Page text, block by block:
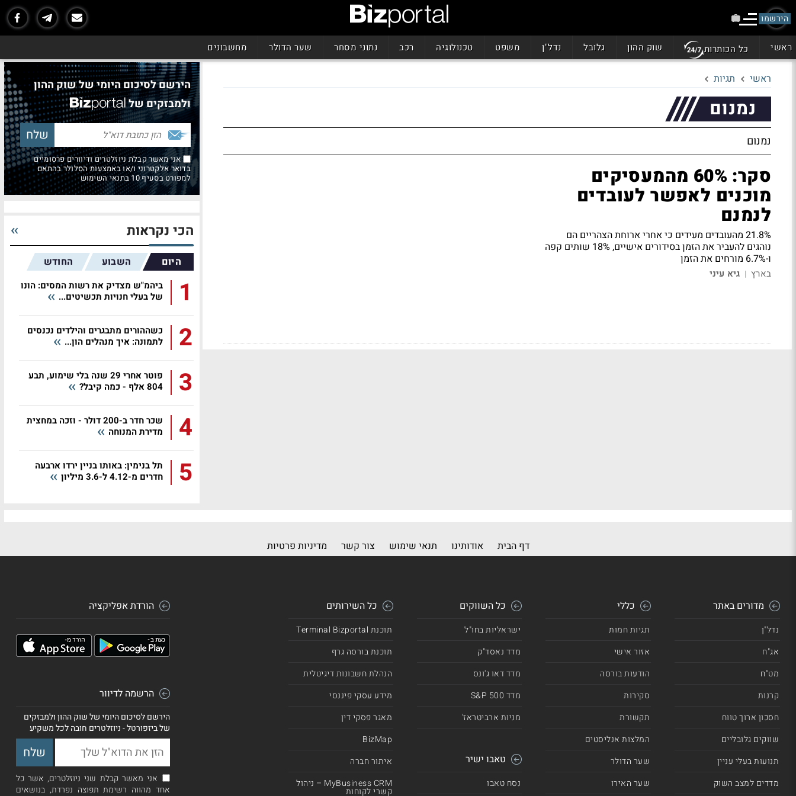
הירשמו
ראשי כל הכותרות שוק ההון גלובל נדל"ן משפט טכנולוגיה רכב נתוני מסחר שער הדולר מחשבונים
ראשי תגיות
נמנום
נמנום
סקר: 60% מהמעסיקים
מוכנים לאפשר לעובדים
לנמנם
21.8% מהעובדים מעידים כי אחרי ארוחת הצהריים הם
נוהגים להעביר את הזמן בסידורים אישיים, 18% שותים קפה
ו-6.7% מורחים את הזמן
בארץ | גיא עיני
הירשם לסיכום היומי של שוק ההון
ולמבזקים של
אני מאשר קבלת ניוזלטרים ודיוורים פרסומיים
בדואר אלקטרוני ו/או באמצעות הסלולר בהתאם
למפורט בסעיף 10 בתנאי השימוש
הכי נקראות
היום השבוע החודש
1
ביהמ"ש מצדיק את רשות המסים: הונו
של בעלי חנויות תכשיטים...
2
כשההורים מתבגרים והילדים נכנסים
לתמונה: איך מנהלים הון...
3
פוטר אחרי 29 שנה בלי שימוע, תבע
804 אלף - כמה קיבל?
4
שכר חדר ב-200 דולר - וזכה במחצית
מדירת המנוחה
5
תל בנימין: באותו בניין ירדו ארבעה
חדרים מ-4.12 ל-3.6 מיליון
דף הבית אודותינו תנאי שימוש צור קשר מדיניות פרטיות
מדורים באתר
נדל"ן
אג"ח
מט"ח
קרנות
חסכון ארוך טווח
שווקים גלובליים
תנועות בעלי עניין
מדדים למצב השוק
כללי
תגיות חמות
אזור אישי
הודעות בורסה
סקירות
תקשורת
המלצות אנליסטים
שער הדולר
שער האירו
כל השווקים
ישראליות בחו"ל
מדד נאסד"ק
מדד דאו ג'ונס
מדד 500 S&P
מניות ארביטראז'
טאבו ישיר
נסח טאבו
כל השירותים
תוכנת Terminal Bizportal
תוכנת בורסה גרף
הנהלת חשבונות דיגיטלית
מידע עסקי פיננסי
מאגר פסקי דין
BizMap
איתור חברה
MyBusiness CRM – ניהול
קשרי לקוחות
הורדת אפליקציה
הרשמה לדיוור
הירשם לסיכום היומי של שוק ההון ולמבזקים
של ביזפורטל - ניוזלטרים חובה לכל משקיע
אני מאשר קבלת שני ניוזלטרים, אשר כל
אחד מהווה רשימת תפוצה נפרדת, בנושאים